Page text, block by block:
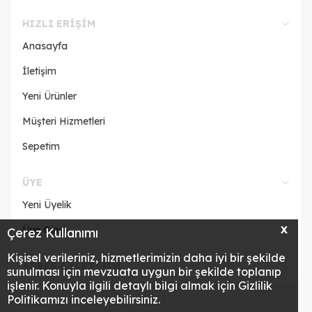
X
Çerez Kullanımı
Kişisel verileriniz, hizmetlerimizin daha iyi bir şekilde
sunulması için mevzuata uygun bir şekilde toplanıp
işlenir. Konuyla ilgili detaylı bilgi almak için Gizlilik
Politikamızı inceleyebilirsiniz.
HIZLI ERIŞIM
Anasayfa
İletişim
Yeni Ürünler
Müşteri Hizmetleri
Sepetim
ÜYE
Yeni Üyelik
Üye Girişi
ADRES & İLETİŞİM